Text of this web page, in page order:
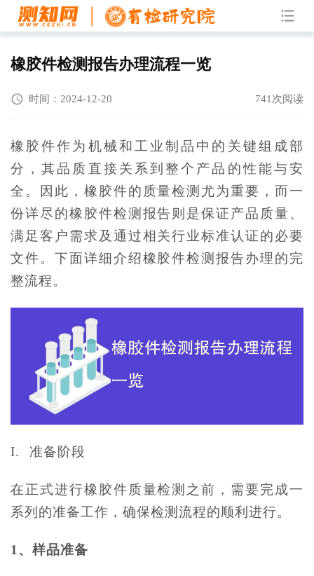
橡胶件检测报告办理流程一览
时间：2024-12-20 741次阅读
橡胶件作为机械和工业制品中的关键组成部
分，其品质直接关系到整个产品的性能与安
全。因此，橡胶件的质量检测尤为重要，而一
份详尽的橡胶件检测报告则是保证产品质量、
满足客户需求及通过相关行业标准认证的必要
文件。下面详细介绍橡胶件检测报告办理的完
整流程。
I. 准备阶段
在正式进行橡胶件质量检测之前，需要完成一
系列的准备工作，确保检测流程的顺利进行。
1、样品准备